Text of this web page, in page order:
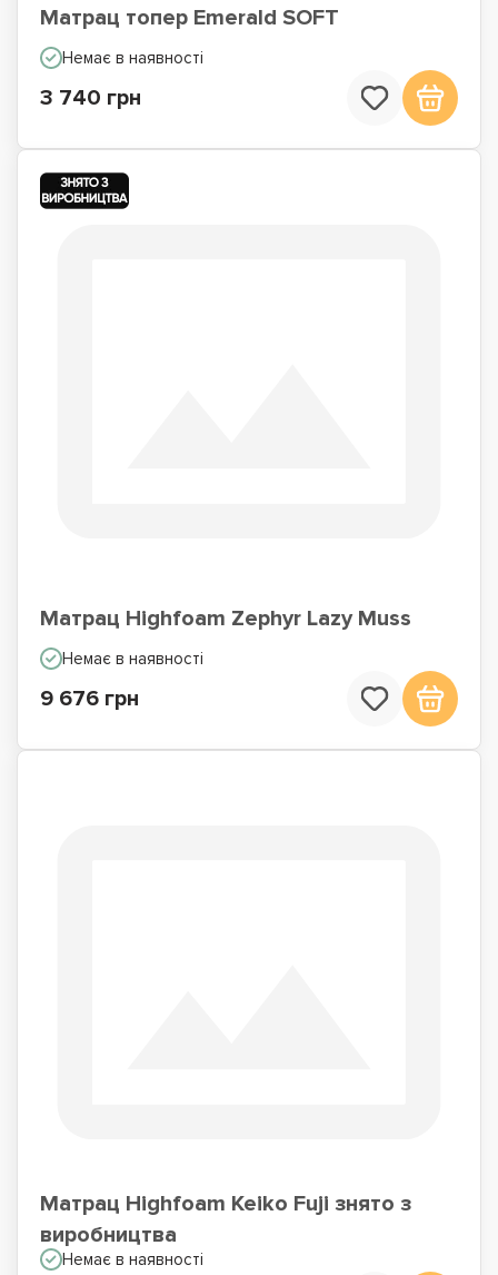
Матрац топер Emerald SOFT
Немає в наявності
3 740 грн
Матрац Highfoam Zephyr Lazy Muss
Немає в наявності
9 676 грн
Матрац Highfoam Keiko Fuji знято з
виробництва
Немає в наявності